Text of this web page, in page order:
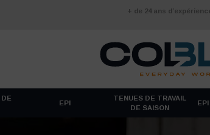
+ de 24 ans
DE
EPI
TENUES DE TRAVAIL
DE SAISON